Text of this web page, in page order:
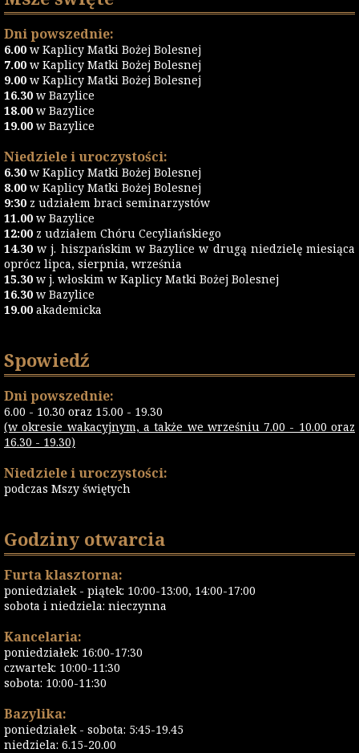
Dni powszednie:
6.00 w Kaplicy Matki Bożej Bolesnej
7.00 w Kaplicy Matki Bożej Bolesnej
9.00 w Kaplicy Matki Bożej Bolesnej
16.30 w Bazylice
18.00 w Bazylice
19.00 w Bazylice
Niedziele i uroczystości:
6.30 w Kaplicy Matki Bożej Bolesnej
8.00 w Kaplicy Matki Bożej Bolesnej
9:30 z udziałem braci seminarzystów
11.00 w Bazylice
12:00 z udziałem Chóru Cecyliańskiego
14.30 w j. hiszpańskim w Bazylice w drugą niedzielę miesiąca
oprócz lipca, sierpnia, września
15.30 w j. włoskim w Kaplicy Matki Bożej Bolesnej
16.30 w Bazylice
19.00 akademicka
Spowiedź
Dni powszednie:
6.00 - 10.30 oraz 15.00 - 19.30
(w okresie wakacyjnym, a także we wrześniu 7.00 - 10.00 oraz
16.30 - 19.30)
Niedziele i uroczystości:
podczas Mszy świętych
Godziny otwarcia
Furta klasztorna:
poniedziałek - piątek: 10:00-13:00, 14:00-17:00
sobota i niedziela: nieczynna
Kancelaria:
poniedziałek: 16:00-17:30
czwartek: 10:00-11:30
sobota: 10:00-11:30
Bazylika:
poniedziałek - sobota: 5:45-19.45
niedziela: 6.15-20.00